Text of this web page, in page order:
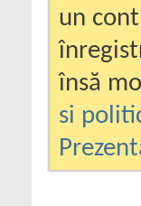
un
însă
si